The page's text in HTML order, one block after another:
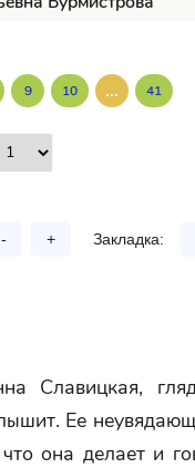
9 10 ... 41
- + Закладка:
Славицкая,
Ее
она делает и